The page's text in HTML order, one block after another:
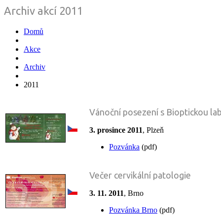
Archiv akcí 2011
Domů
Akce
Archiv
2011
Vánoční posezení s Bioptickou
3. prosince 2011, Plzeň
Pozvánka (pdf)
Večer cervikální patologie
3. 11. 2011, Brno
Pozvánka Brno (pdf)